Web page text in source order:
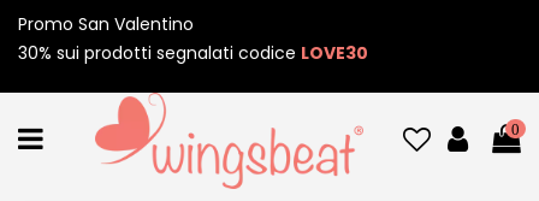
Promo San Valentino
30% sui prodotti segnalati codice LOVE30
0